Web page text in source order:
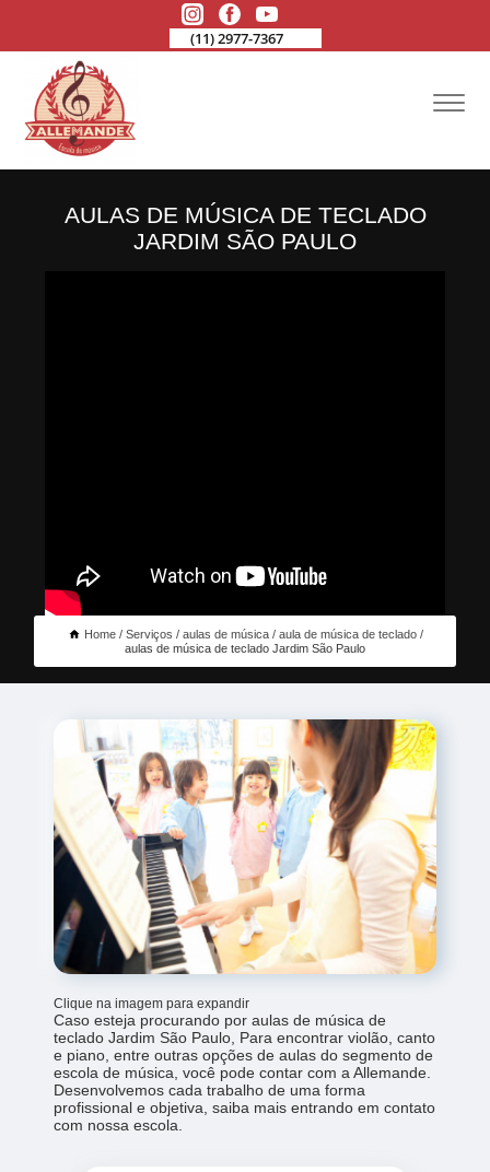
(11) 2977-7367
AULAS DE MÚSICA DE TECLADO
JARDIM SÃO PAULO
Home Serviços aulas de música
aula de música de teclado
aulas de música de teclado Jardim São Paulo
Clique na imagem para expandir
Caso esteja procurando por aulas de música de
teclado Jardim São Paulo, Para encontrar violão, canto
e piano, entre outras opções de aulas do segmento de
escola de música, você pode contar com a Allemande.
Desenvolvemos cada trabalho de uma forma
profissional e objetiva, saiba mais entrando em contato
com nossa escola.